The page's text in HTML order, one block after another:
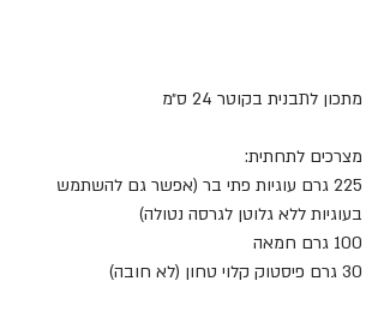
מתכון לתבנית בקוטר 24 ס״מ
מצרכים לתחתית:
225 גרם עוגיות פתי בר (אפשר גם להשתמש
בעוגיות ללא גלוטן לגרסה נטולה)
100 גרם חמאה
30 גרם פיסטוק קלוי טחון (לא חובה)